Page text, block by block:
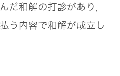
だ和解の打診があり，
う内容で和解が成立し